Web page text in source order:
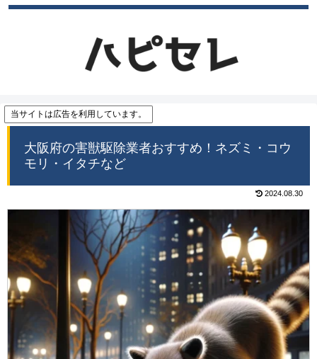
当サイトは広告を利用しています。
大阪府の害獣駆除業者おすすめ！ネズミ・コウ
モリ・イタチなど
2024.08.30